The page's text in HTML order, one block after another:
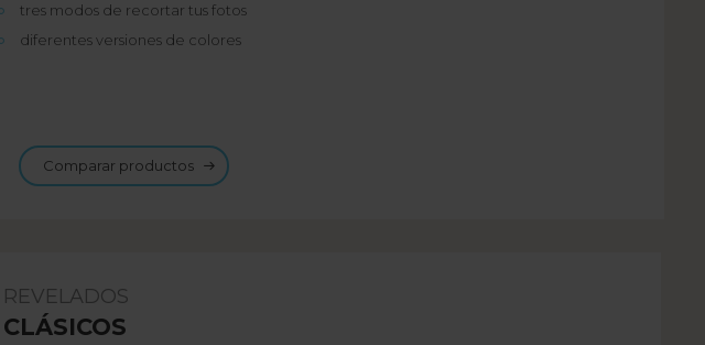
tres modos de recortar tus fotos
diferentes versiones de colores
Comparar productos
REVELADOS
CLÁSICOS